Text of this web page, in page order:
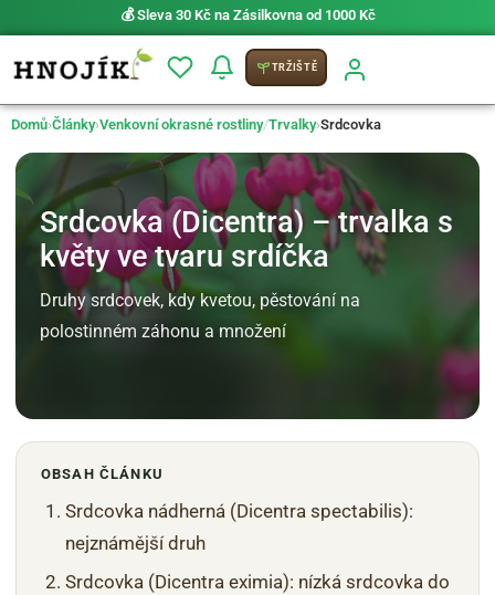
💰 Sleva 30 Kč na Zásilkovna od 1000 Kč
TRŽIŠTĚ
Domů›Články›Venkovní okrasné rostliny/Trvalky›Srdcovka
Srdcovka (Dicentra) – trvalka s
květy ve tvaru srdíčka
Druhy srdcovek, kdy kvetou, pěstování na
polostinném záhonu a množení
OBSAH ČLÁNKU
Srdcovka nádherná (Dicentra spectabilis):
nejznámější druh
Srdcovka (Dicentra eximia): nízká srdcovka do